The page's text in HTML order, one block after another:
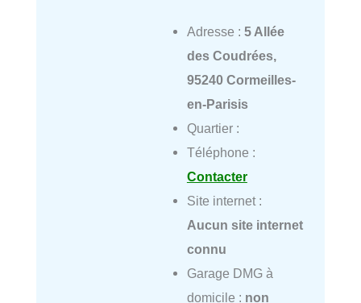
Adresse : 5 Allée
des Coudrées,
95240 Cormeilles-
en-Parisis
Quartier :
Téléphone :
Contacter
Site internet :
Aucun site internet
connu
Garage DMG à
domicile : non